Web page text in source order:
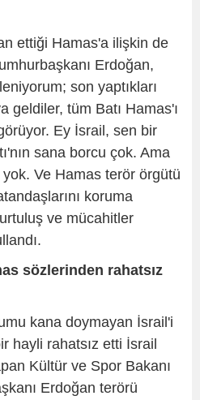
ettiği Hamas'a ilişkin de
Erdoğan,
son yaptıkları
geldiler, tüm Batı Hamas'ı
Ey İsrail, sen bir
sana borcu çok. Ama
Ve Hamas terör örgütü
koruma
ve mücahitler
sözlerinden rahatsız
kana doymayan İsrail'i
hayli rahatsız etti İsrail
Kültür ve Spor Bakanı
Erdoğan terörü